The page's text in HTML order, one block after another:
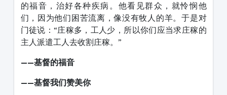
的福音，治好各种疾病。他看见群众，就怜悯他
们，因为他们困苦流离，像没有牧人的羊。于是对
门徒说：“庄稼多，工人少，所以你们应当求庄稼的
主人派遣工人去收割庄稼。”
——基督的福音
——基督我们赞美你